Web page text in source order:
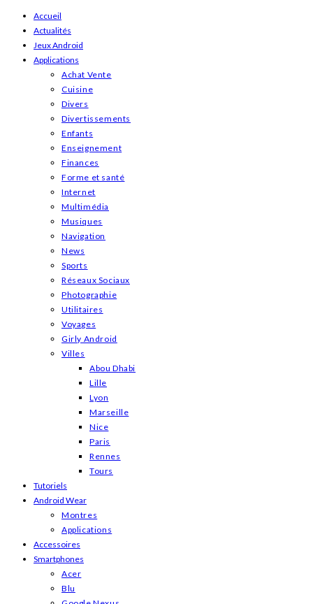
Skip
content
Accueil
Actualités
Jeux Android
Applications
Achat Vente
Cuisine
Divers
Divertissements
Enfants
Enseignement
Finances
Forme et santé
Internet
Multimédia
Musiques
Navigation
News
Sports
Réseaux Sociaux
Photographie
Utilitaires
Voyages
Girly Android
Villes
Abou Dhabi
Lille
Lyon
Marseille
Nice
Paris
Rennes
Tours
Tutoriels
Android Wear
Montres
Applications
Accessoires
Smartphones
Acer
Blu